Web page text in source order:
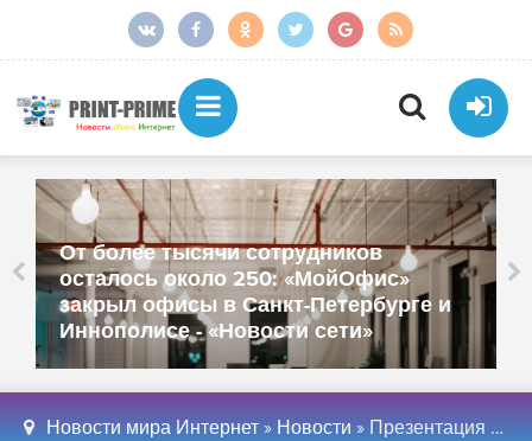
От более тысячи сотрудников
осталось около 250: «МойОфис»
закрыл офисы в Санкт-Петербурге и
Иннополисе - «Новости сети»
Новости мира Интернет » Новости » Презентация Google: итоги - мобильные/сотовые телефоны, отзывы, сравнение, обзоры, характеристики на Hi-News.ru - «Новости сети»